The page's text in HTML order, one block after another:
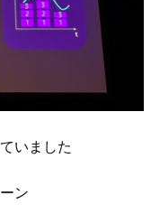
いました
ン